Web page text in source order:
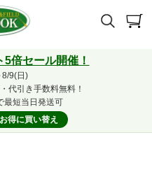
倍セール開催！
9(日)
代引き手数料無料！
最短当日発送可
得に買い替え